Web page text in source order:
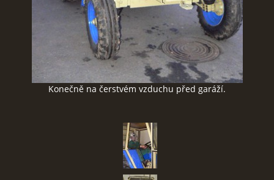
RADY V NOUZI, DŮLEŽITÉ TEL. ČÍSLA
Čeština English Deutsch
Konečně na čerstvém vzduchu před garáží.